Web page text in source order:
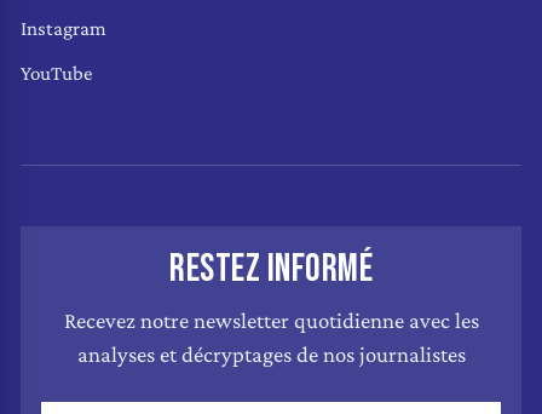
Instagram
YouTube
RESTEZ INFORMÉ
Recevez notre newsletter quotidienne avec les
analyses et décryptages de nos journalistes